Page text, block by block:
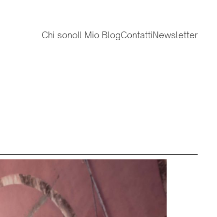
Chi sonoIl Mio BlogContattiNewsletter